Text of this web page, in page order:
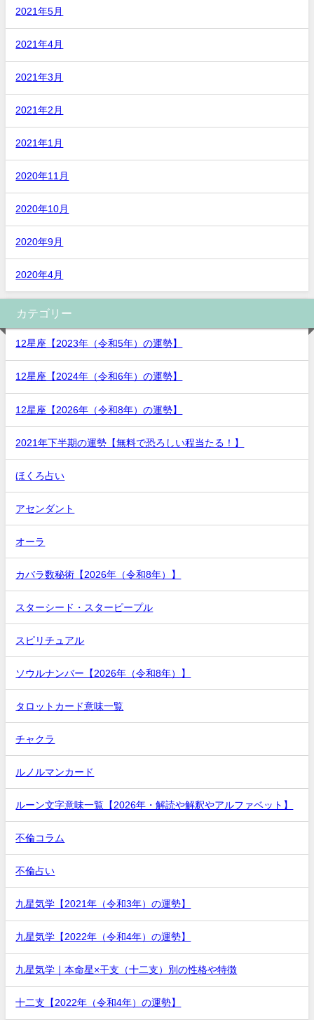
2021年5月
2021年4月
2021年3月
2021年2月
2021年1月
2020年11月
2020年10月
2020年9月
2020年4月
カテゴリー
12星座【2023年（令和5年）の運勢】
12星座【2024年（令和6年）の運勢】
12星座【2026年（令和8年）の運勢】
2021年下半期の運勢【無料で恐ろしい程当たる！】
ほくろ占い
アセンダント
オーラ
カバラ数秘術【2026年（令和8年）】
スターシード・スターピープル
スピリチュアル
ソウルナンバー【2026年（令和8年）】
タロットカード意味一覧
チャクラ
ルノルマンカード
ルーン文字意味一覧【2026年・解読や解釈やアルファベット】
不倫コラム
不倫占い
九星気学【2021年（令和3年）の運勢】
九星気学【2022年（令和4年）の運勢】
九星気学｜本命星×干支（十二支）別の性格や特徴
十二支【2022年（令和4年）の運勢】